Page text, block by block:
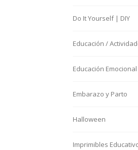
Do It Yourself | DIY
Educación /
Educación Emocional
Embarazo y Parto
Halloween
Imprimibles